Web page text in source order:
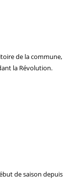
de la commune,
la Révolution.
de saison depuis